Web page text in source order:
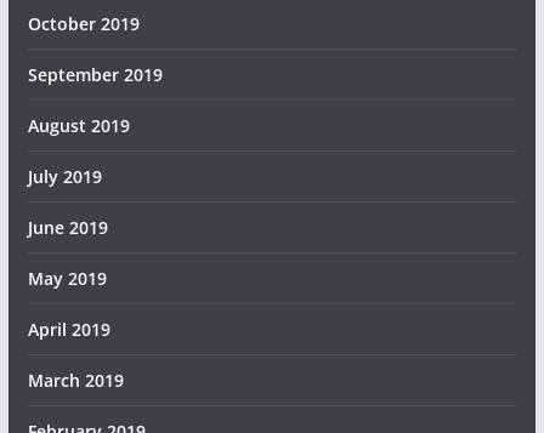
October 2019
September 2019
August 2019
July 2019
June 2019
May 2019
April 2019
March 2019